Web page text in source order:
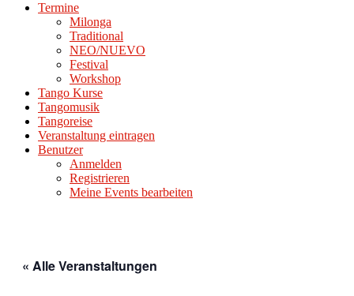
Termine
Milonga
Traditional
NEO/NUEVO
Festival
Workshop
Tango Kurse
Tangomusik
Tangoreise
Veranstaltung eintragen
Benutzer
Anmelden
Registrieren
Meine Events bearbeiten
« Alle Veranstaltungen